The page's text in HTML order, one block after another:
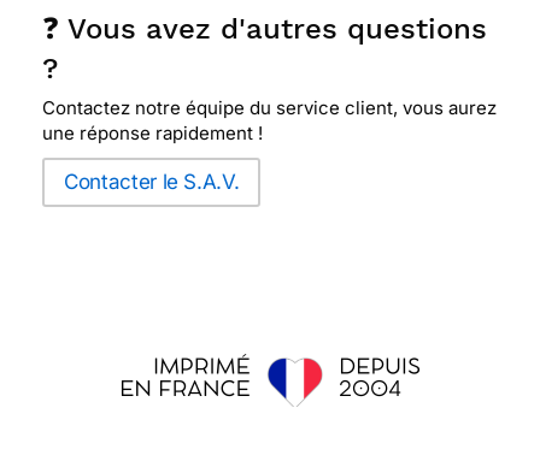
❓ Vous avez d'autres questions
?
Contactez notre équipe du service client, vous aurez
une réponse rapidement !
Contacter le S.A.V.